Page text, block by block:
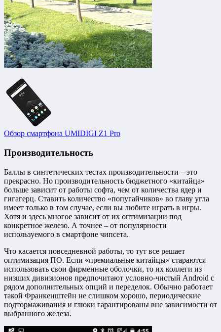
Обзор смартфона UMIDIGI Z1 Pro
Производительность
Баллы в синтетических тестах производительности – это
прекрасно. Но производительность бюджетного «китайца»
больше зависит от работы софта, чем от количества ядер и
гигагерц. Ставить количество «попугайчиков» во главу угла
имеет только в том случае, если вы любите играть в игры.
Хотя и здесь многое зависит от их оптимизации под
конкретное железо. А точнее – от популярности
используемого в смартфоне чипсета.
Что касается повседневной работы, то тут все решает
оптимизация ПО. Если «премиальные китайцы» стараются
использовать свои фирменные оболочки, то их коллеги из
низших дивизионов предпочитают условно-чистый Android с
рядом дополнительных опций и переделок. Обычно работает
такой Франкенштейн не слишком хорошо, периодические
подтормаживания и глюки гарантированы вне зависимости от
выбранного железа.